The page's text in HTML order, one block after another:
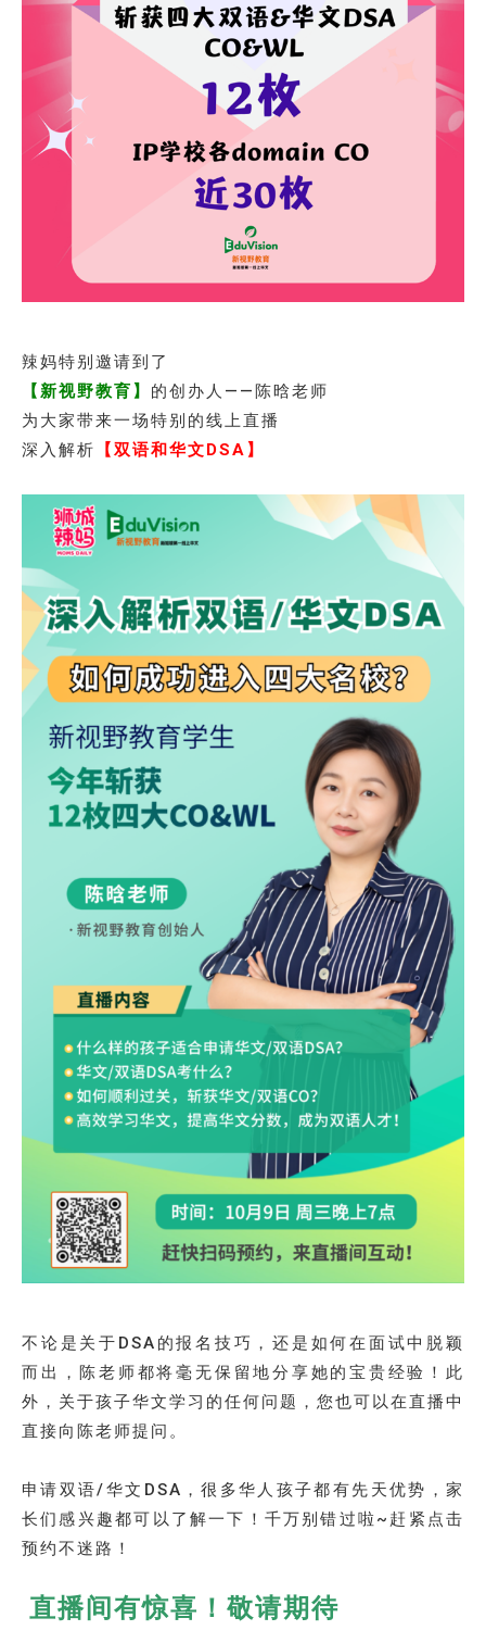
辣妈特别邀请到了
【新视野教育】 的创办人——陈晗老师
为大家带来一场特别的线上直播
深入解析
【双语和华文DSA】
不论是关于DSA的报名技巧，还是如何在面试中脱颖
而出，陈老师都将毫无保留地分享她的宝贵经验！此
外，关于孩子华文学习的任何问题，您也可以在直播中
直接向陈老师提问。
申请双语/华文DSA，很多华人孩子都有先天优势，家
长们感兴趣都可以了解一下！千万别错过啦~赶紧点击
预约不迷路！
直播间有惊喜！敬请期待